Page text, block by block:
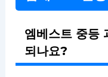
엠베스트 중등
되나요?